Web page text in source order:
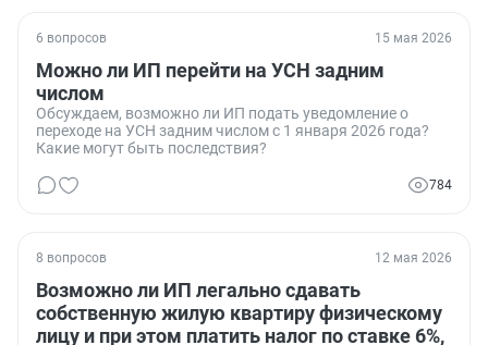
6 вопросов 15 мая 2026
Можно ли ИП перейти на УСН задним
числом
Обсуждаем, возможно ли ИП подать уведомление о
переходе на УСН задним числом с 1 января 2026 года?
Какие могут быть последствия?
784
8 вопросов 12 мая 2026
Возможно ли ИП легально сдавать
собственную жилую квартиру физическому
лицу и при этом платить налог по ставке 6%,